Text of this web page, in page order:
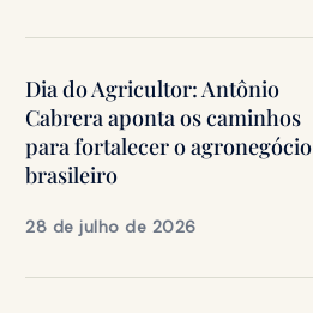
Dia do Agricultor: Antônio
Cabrera aponta os caminhos
para fortalecer o agronegócio
brasileiro
28 de julho de 2026